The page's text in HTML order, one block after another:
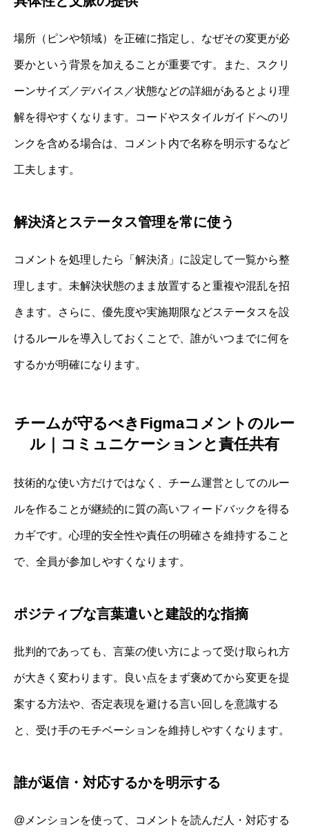
場所（ピンや領域）を正確に指定し、なぜその変更が必
要かという背景を加えることが重要です。また、スクリ
ーンサイズ／デバイス／状態などの詳細があるとより理
解を得やすくなります。コードやスタイルガイドへのリ
ンクを含める場合は、コメント内で名称を明示するなど
工夫します。
解決済とステータス管理を常に使う
コメントを処理したら「解決済」に設定して一覧から整
理します。未解決状態のまま放置すると重複や混乱を招
きます。さらに、優先度や実施期限などステータスを設
けるルールを導入しておくことで、誰がいつまでに何を
するかが明確になります。
チームが守るべきFigmaコメントのルー
ル｜コミュニケーションと責任共有
技術的な使い方だけではなく、チーム運営としてのルー
ルを作ることが継続的に質の高いフィードバックを得る
カギです。心理的安全性や責任の明確さを維持すること
で、全員が参加しやすくなります。
ポジティブな言葉遣いと建設的な指摘
批判的であっても、言葉の使い方によって受け取られ方
が大きく変わります。良い点をまず褒めてから変更を提
案する方法や、否定表現を避ける言い回しを意識する
と、受け手のモチベーションを維持しやすくなります。
誰が返信・対応するかを明示する
@メンションを使って、コメントを読んだ人・対応する